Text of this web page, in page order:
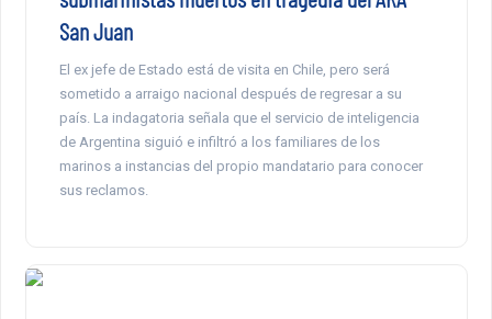
San Juan
El ex jefe de Estado está de visita en Chile, pero será
sometido a arraigo nacional después de regresar a su
país. La indagatoria señala que el servicio de inteligencia
de Argentina siguió e infiltró a los familiares de los
marinos a instancias del propio mandatario para conocer
sus reclamos.